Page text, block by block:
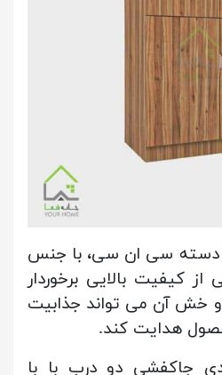
دسته سی ان سی، با جنس
از کیفیت بالایی برخوردار
آن می تواند جذابیت
هدایت کند.
جاکفشی دو درب با با